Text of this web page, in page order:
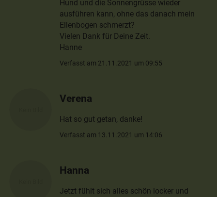
Hund und die Sonnengrüsse wieder
ausführen kann, ohne das danach mein
Ellenbogen schmerzt?
Vielen Dank für Deine Zeit.
Hanne
Verfasst am 21.11.2021 um 09:55
Verena
Hat so gut getan, danke!
Verfasst am 13.11.2021 um 14:06
Hanna
Jetzt fühlt sich alles schön locker und